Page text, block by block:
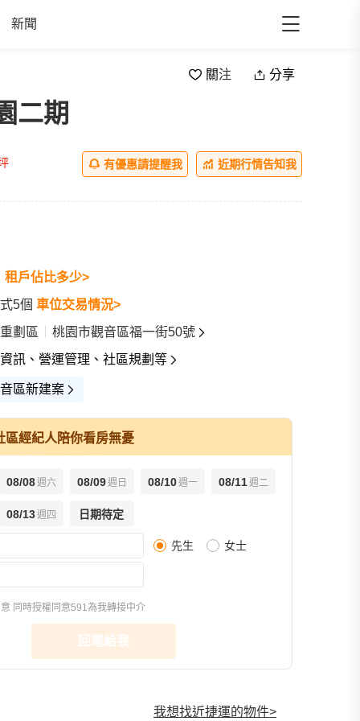
新聞
關注 分享
all
示意圖(1) 平面圖(1)
二期
有優惠請提醒我 近期行情告知我
租戶佔比多少>
5個 車位交易情況>
劃區
桃園市觀音區福一街50號
訊、營運管理、社區規劃等
區新建案
區經紀人陪你看房無憂
08/08週六 08/09週日 08/10週一 08/11週二
08/13週四 日期待定
先生 女士
同時授權同意591為我轉接中介
回電給我
我想找近捷運的物件>